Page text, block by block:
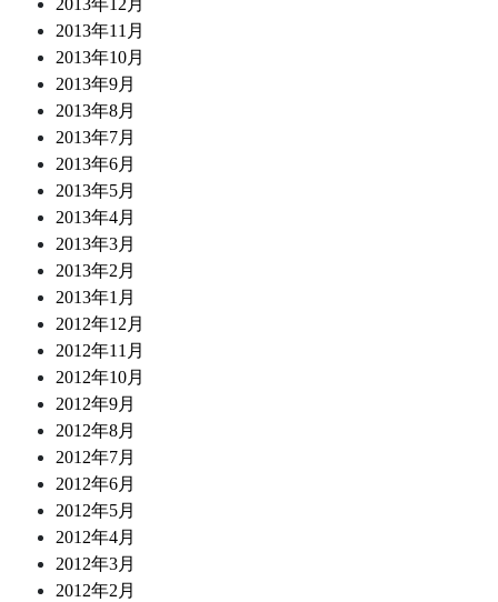
2013年12月
2013年11月
2013年10月
2013年9月
2013年8月
2013年7月
2013年6月
2013年5月
2013年4月
2013年3月
2013年2月
2013年1月
2012年12月
2012年11月
2012年10月
2012年9月
2012年8月
2012年7月
2012年6月
2012年5月
2012年4月
2012年3月
2012年2月